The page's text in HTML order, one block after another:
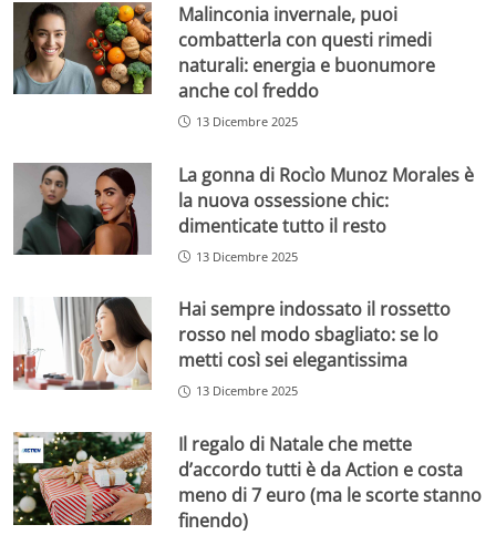
Malinconia invernale, puoi
combatterla con questi rimedi
naturali: energia e buonumore
anche col freddo
13 Dicembre 2025
La gonna di Rocìo Munoz Morales è
la nuova ossessione chic:
dimenticate tutto il resto
13 Dicembre 2025
Hai sempre indossato il rossetto
rosso nel modo sbagliato: se lo
metti così sei elegantissima
13 Dicembre 2025
Il regalo di Natale che mette
d’accordo tutti è da Action e costa
meno di 7 euro (ma le scorte stanno
finendo)